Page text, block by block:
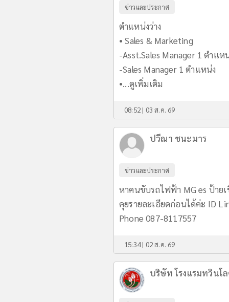
ข่าวและประกาศ
ตำแหน่งว่าง
• Sales & Marketing
-Asst.Sales Manager 1 ตำแห
-Sales Manager 1 ตำแหน่ง
•...ดูเพิ่มเติม
08:52 | 03 ส.ค. 69
ปวีณา ชนะมาร
ข่าวและประกาศ
หาคนขับรถไฟฟ้า MG es ป้าย
คุยรายละเอียดก่อนได้ค่ะ ID
Phone 087-8117557
15:34 | 02 ส.ค. 69
บริษัท โรงแรมทวินโ